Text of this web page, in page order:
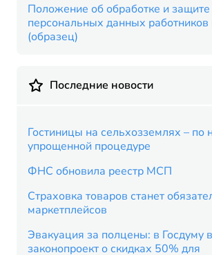
Положение об обработке и защите
персональных данных
(образец)
Последние новости
Гостиницы на сельхозземлях – по
упрощенной процедуре
ФНС обновила реестр МСП
Страховка товаров станет
маркетплейсов
Эвакуация за полцены: в Госдуму
законопроект о скидках 50% для